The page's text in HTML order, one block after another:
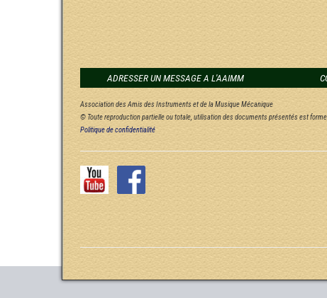
ADRESSER UN MESSAGE A L'AAIMM
Association des Amis des Instruments et de la Musique Mécanique
© Toute reproduction partielle ou totale, utilisation des documents présentés est
Politique de confidentialité